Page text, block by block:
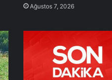
Ağustos 7, 2026